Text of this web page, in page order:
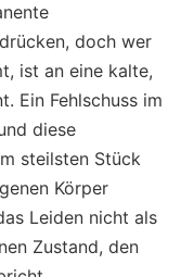
doch wer
ist an eine kalte,
Ein Fehlschuss im
diese
steilsten Stück
Körper
Leiden nicht als
Zustand, den